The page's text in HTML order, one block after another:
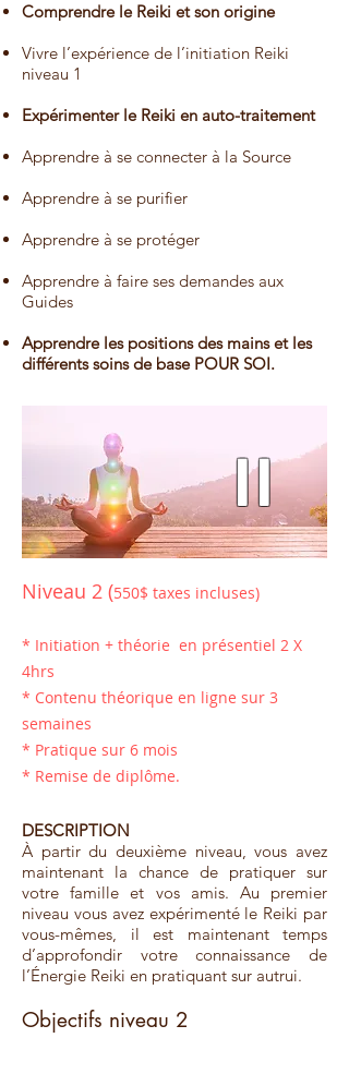
Comprendre le Reiki et son origine
Vivre l’expérience de l’initiation Reiki
niveau 1
Expérimenter le Reiki en auto-traitement
Apprendre à se connecter à la Source
Apprendre à se purifier
Apprendre à se protéger
Apprendre à faire ses demandes aux
Guides
Apprendre les positions des mains et les
différents soins de base POUR SOI.
II
Niveau 2 (550$ taxes incluses)
* Initiation + théorie en présentiel 2 X
4hrs
* Contenu théorique en ligne sur 3
semaines
* Pratique sur 6 mois
* Remise de diplôme.
DESCRIPTION
À partir du deuxième niveau, vous avez
maintenant la chance de pratiquer sur
votre famille et vos amis. Au premier
niveau vous avez expérimenté le Reiki par
vous-mêmes, il est maintenant temps
d’approfondir votre connaissance de
l’Énergie Reiki en pratiquant sur autrui.
Objectifs niveau 2